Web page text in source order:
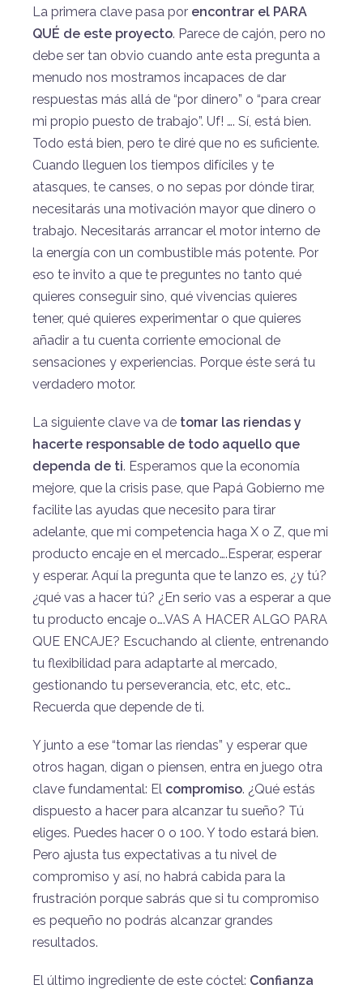
La primera clave pasa por encontrar el PARA
QUÉ de este proyecto. Parece de cajón, pero no
debe ser tan obvio cuando ante esta pregunta a
menudo nos mostramos incapaces de dar
respuestas más allá de “por dinero” o “para crear
mi propio puesto de trabajo”. Uf! …. Sí, está bien.
Todo está bien, pero te diré que no es suficiente.
Cuando lleguen los tiempos difíciles y te
atasques, te canses, o no sepas por dónde tirar,
necesitarás una motivación mayor que dinero o
trabajo. Necesitarás arrancar el motor interno de
la energía con un combustible más potente. Por
eso te invito a que te preguntes no tanto qué
quieres conseguir sino, qué vivencias quieres
tener, qué quieres experimentar o que quieres
añadir a tu cuenta corriente emocional de
sensaciones y experiencias. Porque éste será tu
verdadero motor.
La siguiente clave va de tomar las riendas y
hacerte responsable de todo aquello que
dependa de ti. Esperamos que la economía
mejore, que la crisis pase, que Papá Gobierno me
facilite las ayudas que necesito para tirar
adelante, que mi competencia haga X o Z, que mi
producto encaje en el mercado….Esperar, esperar
y esperar. Aquí la pregunta que te lanzo es, ¿y tú?
¿qué vas a hacer tú? ¿En serio vas a esperar a que
tu producto encaje o….VAS A HACER ALGO PARA
QUE ENCAJE? Escuchando al cliente, entrenando
tu flexibilidad para adaptarte al mercado,
gestionando tu perseverancia, etc, etc, etc…
Recuerda que depende de ti.
Y junto a ese “tomar las riendas” y esperar que
otros hagan, digan o piensen, entra en juego otra
clave fundamental: El compromiso. ¿Qué estás
dispuesto a hacer para alcanzar tu sueño? Tú
eliges. Puedes hacer 0 o 100. Y todo estará bien.
Pero ajusta tus expectativas a tu nivel de
compromiso y así, no habrá cabida para la
frustración porque sabrás que si tu compromiso
es pequeño no podrás alcanzar grandes
resultados.
El último ingrediente de este cóctel: Confianza